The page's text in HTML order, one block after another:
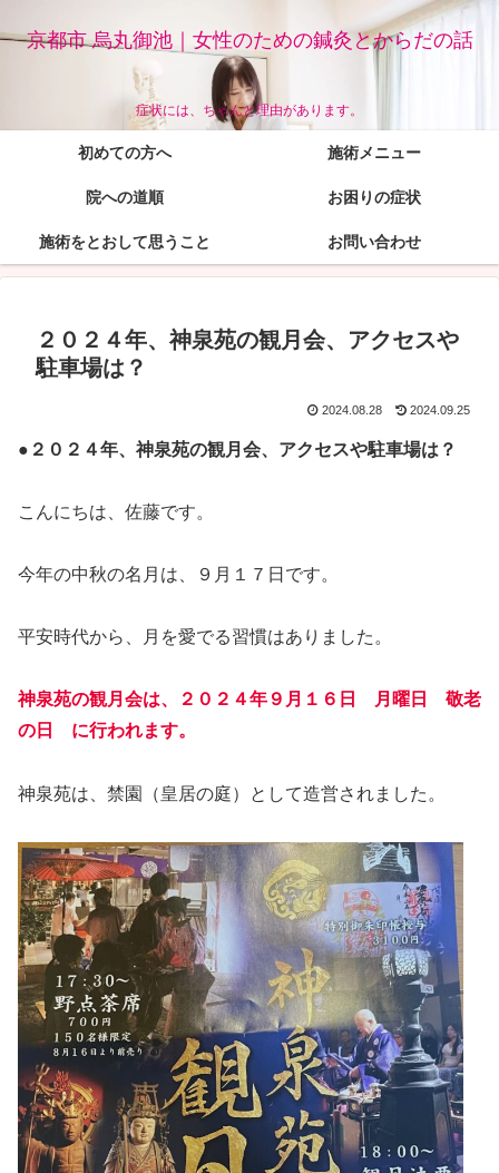
京都市 烏丸御池｜女性のための鍼灸とからだの話
症状には、ちゃんと理由があります。
初めての方へ 施術メニュー
院への道順 お困りの症状
施術をとおして思うこと お問い合わせ
２０２４年、神泉苑の観月会、アクセスや
駐車場は？
2024.08.28 2024.09.25
●２０２４年、神泉苑の観月会、アクセスや駐車場は？
こんにちは、佐藤です。
今年の中秋の名月は、９月１７日です。
平安時代から、月を愛でる習慣はありました。
神泉苑の観月会は、２０２４年９月１６日 月曜日 敬老
の日 に行われます。
神泉苑は、禁園（皇居の庭）として造営されました。